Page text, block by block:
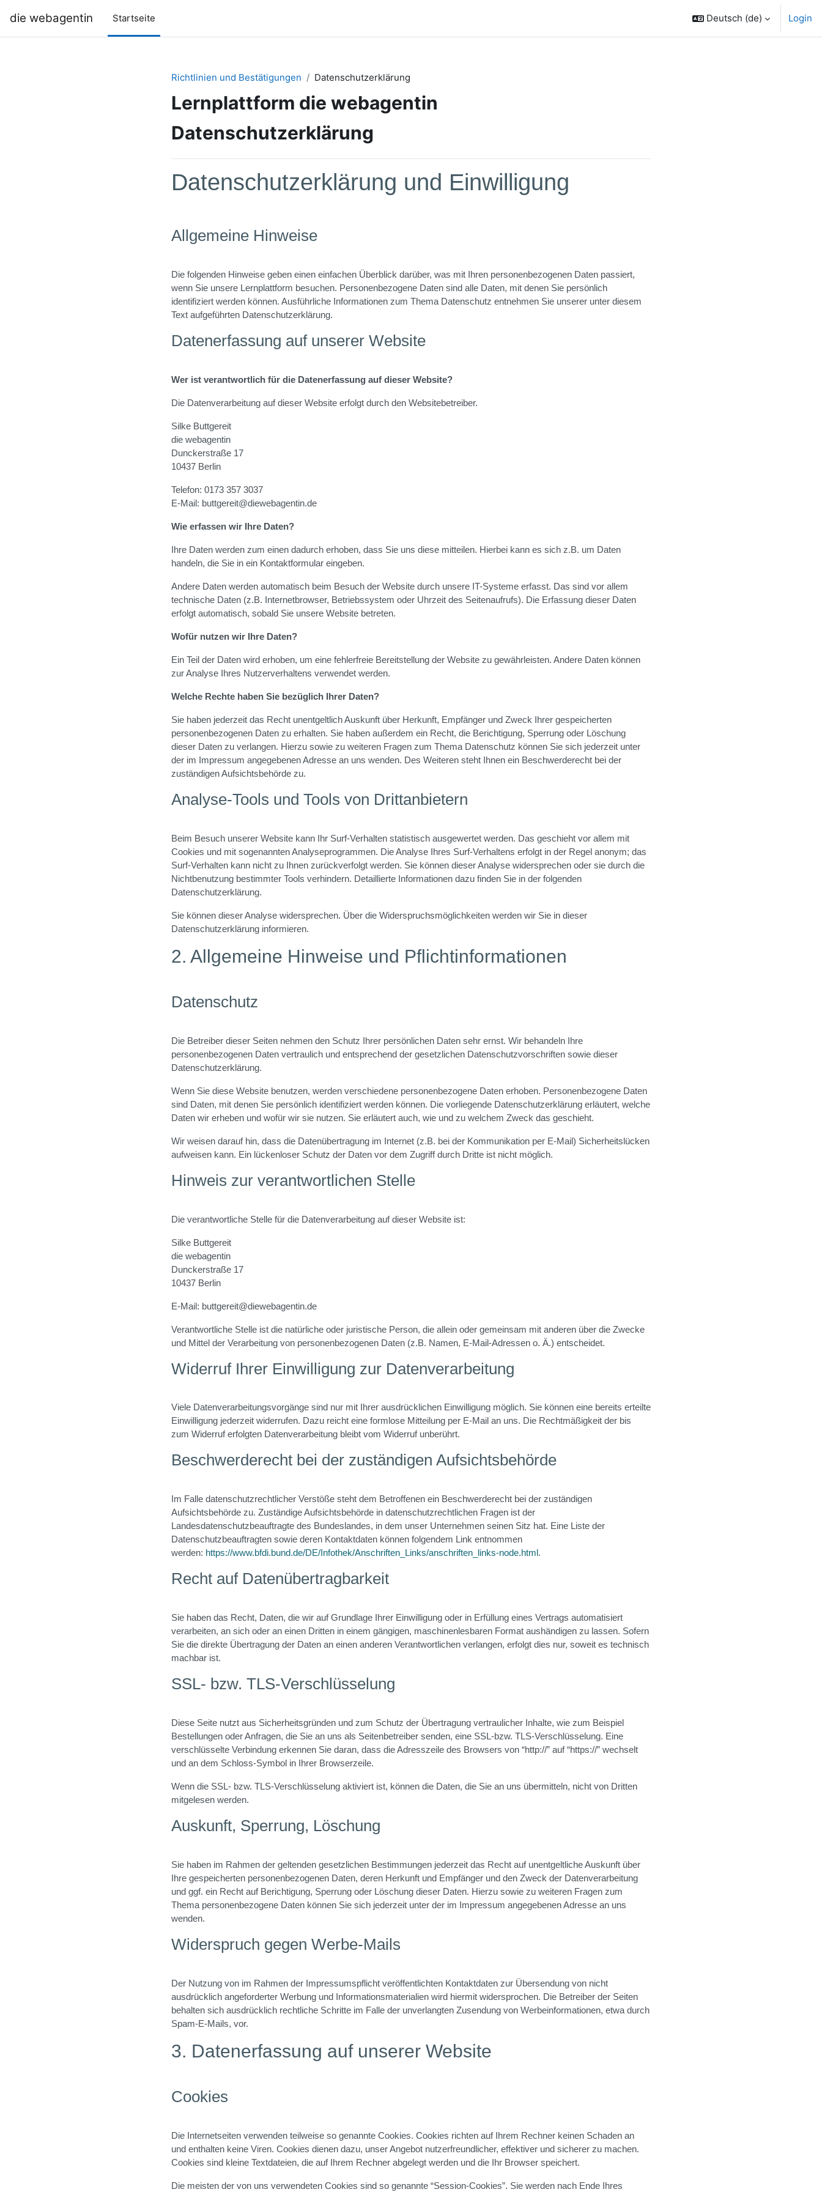
die webagentin Startseite Deutsch ‎(de)‎ Login
Richtlinien und Bestätigungen Datenschutzerklärung
Lernplattform die webagentin
Datenschutzerklärung
Datenschutzerklärung und Einwilligung
Allgemeine Hinweise
Die folgenden Hinweise geben einen einfachen Überblick darüber, was mit Ihren personenbezogenen Daten passiert,
wenn Sie unsere Lernplattform besuchen. Personenbezogene Daten sind alle Daten, mit denen Sie persönlich
identifiziert werden können. Ausführliche Informationen zum Thema Datenschutz entnehmen Sie unserer unter diesem
Text aufgeführten Datenschutzerklärung.
Datenerfassung auf unserer Website
Wer ist verantwortlich für die Datenerfassung auf dieser Website?
Die Datenverarbeitung auf dieser Website erfolgt durch den Websitebetreiber.
Silke Buttgereit
die webagentin
Dunckerstraße 17
10437 Berlin
Telefon: 0173 357 3037
E-Mail: buttgereit@diewebagentin.de
Wie erfassen wir Ihre Daten?
Ihre Daten werden zum einen dadurch erhoben, dass Sie uns diese mitteilen. Hierbei kann es sich z.B. um Daten
handeln, die Sie in ein Kontaktformular eingeben.
Andere Daten werden automatisch beim Besuch der Website durch unsere IT-Systeme erfasst. Das sind vor allem
technische Daten (z.B. Internetbrowser, Betriebssystem oder Uhrzeit des Seitenaufrufs). Die Erfassung dieser Daten
erfolgt automatisch, sobald Sie unsere Website betreten.
Wofür nutzen wir Ihre Daten?
Ein Teil der Daten wird erhoben, um eine fehlerfreie Bereitstellung der Website zu gewährleisten. Andere Daten können
zur Analyse Ihres Nutzerverhaltens verwendet werden.
Welche Rechte haben Sie bezüglich Ihrer Daten?
Sie haben jederzeit das Recht unentgeltlich Auskunft über Herkunft, Empfänger und Zweck Ihrer gespeicherten
personenbezogenen Daten zu erhalten. Sie haben außerdem ein Recht, die Berichtigung, Sperrung oder Löschung
dieser Daten zu verlangen. Hierzu sowie zu weiteren Fragen zum Thema Datenschutz können Sie sich jederzeit unter
der im Impressum angegebenen Adresse an uns wenden. Des Weiteren steht Ihnen ein Beschwerderecht bei der
zuständigen Aufsichtsbehörde zu.
Analyse-Tools und Tools von Drittanbietern
Beim Besuch unserer Website kann Ihr Surf-Verhalten statistisch ausgewertet werden. Das geschieht vor allem mit
Cookies und mit sogenannten Analyseprogrammen. Die Analyse Ihres Surf-Verhaltens erfolgt in der Regel anonym; das
Surf-Verhalten kann nicht zu Ihnen zurückverfolgt werden. Sie können dieser Analyse widersprechen oder sie durch die
Nichtbenutzung bestimmter Tools verhindern. Detaillierte Informationen dazu finden Sie in der folgenden
Datenschutzerklärung.
Sie können dieser Analyse widersprechen. Über die Widerspruchsmöglichkeiten werden wir Sie in dieser
Datenschutzerklärung informieren.
2. Allgemeine Hinweise und Pflichtinformationen
Datenschutz
Die Betreiber dieser Seiten nehmen den Schutz Ihrer persönlichen Daten sehr ernst. Wir behandeln Ihre
personenbezogenen Daten vertraulich und entsprechend der gesetzlichen Datenschutzvorschriften sowie dieser
Datenschutzerklärung.
Wenn Sie diese Website benutzen, werden verschiedene personenbezogene Daten erhoben. Personenbezogene Daten
sind Daten, mit denen Sie persönlich identifiziert werden können. Die vorliegende Datenschutzerklärung erläutert, welche
Daten wir erheben und wofür wir sie nutzen. Sie erläutert auch, wie und zu welchem Zweck das geschieht.
Wir weisen darauf hin, dass die Datenübertragung im Internet (z.B. bei der Kommunikation per E-Mail) Sicherheitslücken
aufweisen kann. Ein lückenloser Schutz der Daten vor dem Zugriff durch Dritte ist nicht möglich.
Hinweis zur verantwortlichen Stelle
Die verantwortliche Stelle für die Datenverarbeitung auf dieser Website ist:
Silke Buttgereit
die webagentin
Dunckerstraße 17
10437 Berlin
E-Mail: buttgereit@diewebagentin.de
Verantwortliche Stelle ist die natürliche oder juristische Person, die allein oder gemeinsam mit anderen über die Zwecke
und Mittel der Verarbeitung von personenbezogenen Daten (z.B. Namen, E-Mail-Adressen o. Ä.) entscheidet.
Widerruf Ihrer Einwilligung zur Datenverarbeitung
Viele Datenverarbeitungsvorgänge sind nur mit Ihrer ausdrücklichen Einwilligung möglich. Sie können eine bereits erteilte
Einwilligung jederzeit widerrufen. Dazu reicht eine formlose Mitteilung per E-Mail an uns. Die Rechtmäßigkeit der bis
zum Widerruf erfolgten Datenverarbeitung bleibt vom Widerruf unberührt.
Beschwerderecht bei der zuständigen Aufsichtsbehörde
Im Falle datenschutzrechtlicher Verstöße steht dem Betroffenen ein Beschwerderecht bei der zuständigen
Aufsichtsbehörde zu. Zuständige Aufsichtsbehörde in datenschutzrechtlichen Fragen ist der
Landesdatenschutzbeauftragte des Bundeslandes, in dem unser Unternehmen seinen Sitz hat. Eine Liste der
Datenschutzbeauftragten sowie deren Kontaktdaten können folgendem Link entnommen
werden: https://www.bfdi.bund.de/DE/Infothek/Anschriften_Links/anschriften_links-node.html.
Recht auf Datenübertragbarkeit
Sie haben das Recht, Daten, die wir auf Grundlage Ihrer Einwilligung oder in Erfüllung eines Vertrags automatisiert
verarbeiten, an sich oder an einen Dritten in einem gängigen, maschinenlesbaren Format aushändigen zu lassen. Sofern
Sie die direkte Übertragung der Daten an einen anderen Verantwortlichen verlangen, erfolgt dies nur, soweit es technisch
machbar ist.
SSL- bzw. TLS-Verschlüsselung
Diese Seite nutzt aus Sicherheitsgründen und zum Schutz der Übertragung vertraulicher Inhalte, wie zum Beispiel
Bestellungen oder Anfragen, die Sie an uns als Seitenbetreiber senden, eine SSL-bzw. TLS-Verschlüsselung. Eine
verschlüsselte Verbindung erkennen Sie daran, dass die Adresszeile des Browsers von “http://” auf “https://” wechselt
und an dem Schloss-Symbol in Ihrer Browserzeile.
Wenn die SSL- bzw. TLS-Verschlüsselung aktiviert ist, können die Daten, die Sie an uns übermitteln, nicht von Dritten
mitgelesen werden.
Auskunft, Sperrung, Löschung
Sie haben im Rahmen der geltenden gesetzlichen Bestimmungen jederzeit das Recht auf unentgeltliche Auskunft über
Ihre gespeicherten personenbezogenen Daten, deren Herkunft und Empfänger und den Zweck der Datenverarbeitung
und ggf. ein Recht auf Berichtigung, Sperrung oder Löschung dieser Daten. Hierzu sowie zu weiteren Fragen zum
Thema personenbezogene Daten können Sie sich jederzeit unter der im Impressum angegebenen Adresse an uns
wenden.
Widerspruch gegen Werbe-Mails
Der Nutzung von im Rahmen der Impressumspflicht veröffentlichten Kontaktdaten zur Übersendung von nicht
ausdrücklich angeforderter Werbung und Informationsmaterialien wird hiermit widersprochen. Die Betreiber der Seiten
behalten sich ausdrücklich rechtliche Schritte im Falle der unverlangten Zusendung von Werbeinformationen, etwa durch
Spam-E-Mails, vor.
3. Datenerfassung auf unserer Website
Cookies
Die Internetseiten verwenden teilweise so genannte Cookies. Cookies richten auf Ihrem Rechner keinen Schaden an
und enthalten keine Viren. Cookies dienen dazu, unser Angebot nutzerfreundlicher, effektiver und sicherer zu machen.
Cookies sind kleine Textdateien, die auf Ihrem Rechner abgelegt werden und die Ihr Browser speichert.
Die meisten der von uns verwendeten Cookies sind so genannte “Session-Cookies”. Sie werden nach Ende Ihres